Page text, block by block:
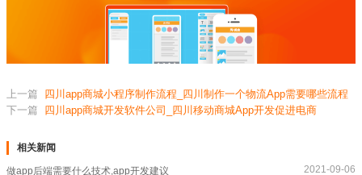
上一篇
四川app商城小程序制作流程_四川制作一个物流App需要哪些流程
下一篇
四川app商城开发软件公司_四川移动商城App开发促进电商
相关新闻
做app后端需要什么技术,app开发建议 2021-09-06